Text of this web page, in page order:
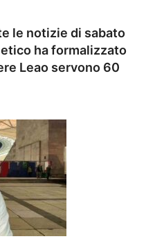
le notizie di sabato
ha formalizzato
Leao servono 60